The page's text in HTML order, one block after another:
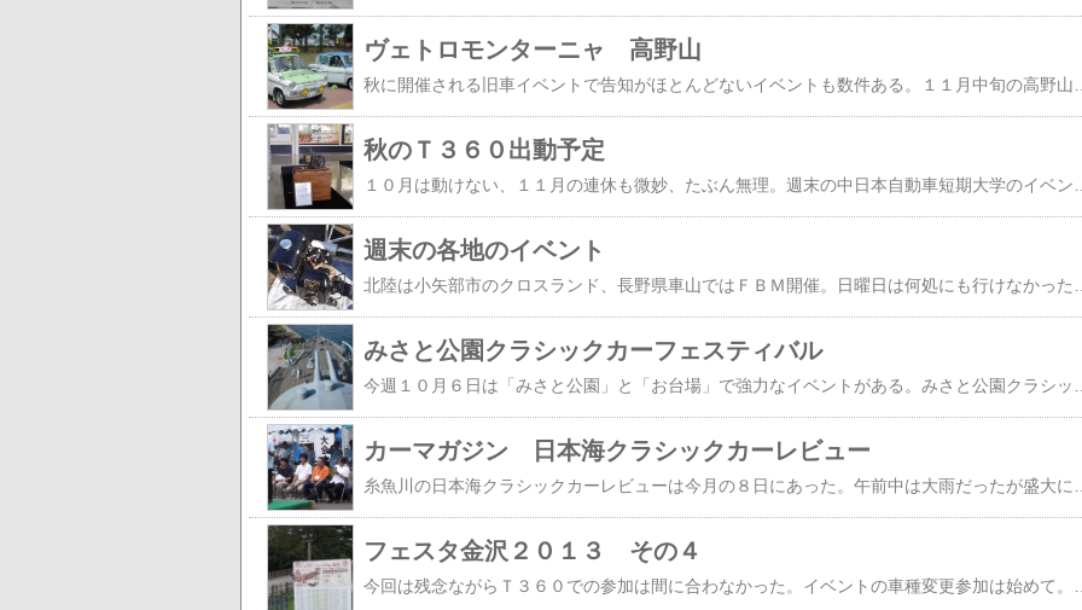
ヴェトロモンターニャ 高野山
秋のＴ３６０出動予定
週末の各地のイベント
みさと公園クラシックカーフェスティバル
カーマガジン 日本海クラシックカーレビュー
フェスタ金沢２０１３ その４